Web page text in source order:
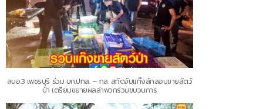
สบอ.3 เพชรบุรี ร่วม บก.ปทส. – ทล. สกัดจับแก๊งลักลอบขายสัตว์
ป่า เตรียมขยายผลล่าพวกร่วมขบวนการ